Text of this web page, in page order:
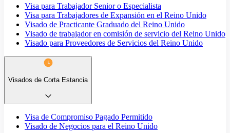
Visa para Trabajador Senior o Especialista
Visa para Trabajadores de Expansión en el Reino Unido
Visado de Practicante Graduado del Reino Unido
Visado de trabajador en comisión de servicio del Reino Unido
Visado para Proveedores de Servicios del Reino Unido
Visados de Corta Estancia
Visa de Compromiso Pagado Permitido
Visado de Negocios para el Reino Unido